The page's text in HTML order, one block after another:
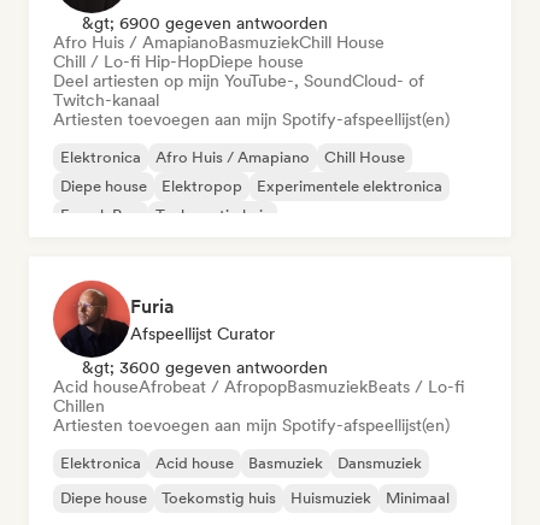
&gt; 6900 gegeven antwoorden
Afro Huis / AmapianoBasmuziekChill House
Chill / Lo-fi Hip-HopDiepe house
Deel artiesten op mijn YouTube-, SoundCloud- of
Twitch-kanaal
Artiesten toevoegen aan mijn Spotify-afspeellijst(en)
Elektronica Afro Huis / Amapiano
Chill House
Diepe house
Elektropop
Experimentele elektronica
French Pop
Toekomstig huis
Furia
Afspeellijst Curator
&gt; 3600 gegeven antwoorden
Acid houseAfrobeat / AfropopBasmuziekBeats / Lo-fi
Chillen
Artiesten toevoegen aan mijn Spotify-afspeellijst(en)
Elektronica Acid house Basmuziek
Dansmuziek
Diepe house
Toekomstig huis Huismuziek Minimaal